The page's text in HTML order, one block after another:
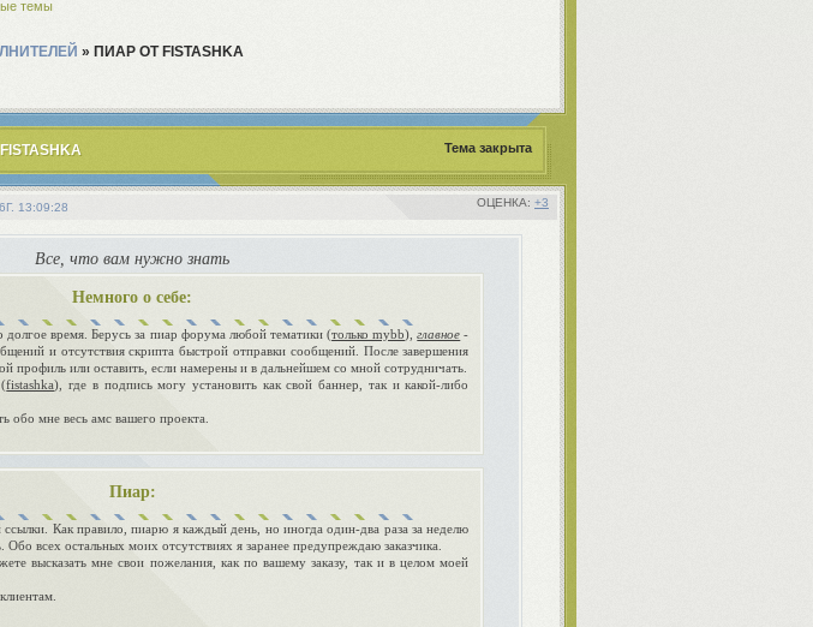
темы
» ПИАР ОТ FISTASHKA
Тема закрыта
13:09:28
Все, что вам нужно знать
Немного о себе:
время. Берусь за пиар форума любой тематики (только mybb),главное -
и отсутствия скрипта быстрой отправки сообщений. После завершения
профиль или оставить, если намерены и в дальнейшем со мной сотрудничать.
(fistashka), где в подпись могу установить как свой баннер, так и какой-либо
обо мне весь амс вашего проекта.
Пиар:
Как правило, пиарю я каждый день, но иногда один-два раза за неделю
всех остальных моих отсутствиях я заранее предупреждаю заказчика.
высказать мне свои пожелания, как по вашему заказу, так и в целом моей
+3